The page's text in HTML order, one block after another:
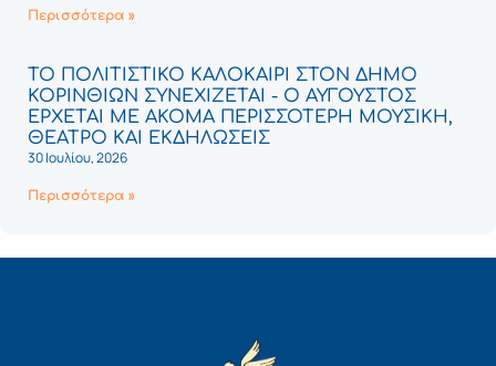
Περισσότερα »
ΤΟ ΠΟΛΙΤΙΣΤΙΚΟ ΚΑΛΟΚΑΙΡΙ ΣΤΟΝ ΔΗΜΟ
ΚΟΡΙΝΘΙΩΝ ΣΥΝΕΧΙΖΕΤΑΙ - Ο ΑΥΓΟΥΣΤΟΣ
ΕΡΧΕΤΑΙ ΜΕ ΑΚΟΜΑ ΠΕΡΙΣΣΟΤΕΡΗ ΜΟΥΣΙΚΗ,
ΘΕΑΤΡΟ ΚΑΙ ΕΚΔΗΛΩΣΕΙΣ
30 Ιουλίου, 2026
Περισσότερα »